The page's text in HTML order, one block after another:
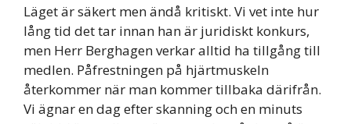
Läget är säkert men ändå kritiskt. Vi vet inte hur
lång tid det tar innan han är juridiskt konkurs,
men Herr Berghagen verkar alltid ha tillgång till
medlen. Påfrestningen på hjärtmuskeln
återkommer när man kommer tillbaka därifrån.
Vi ägnar en dag efter skanning och en minuts